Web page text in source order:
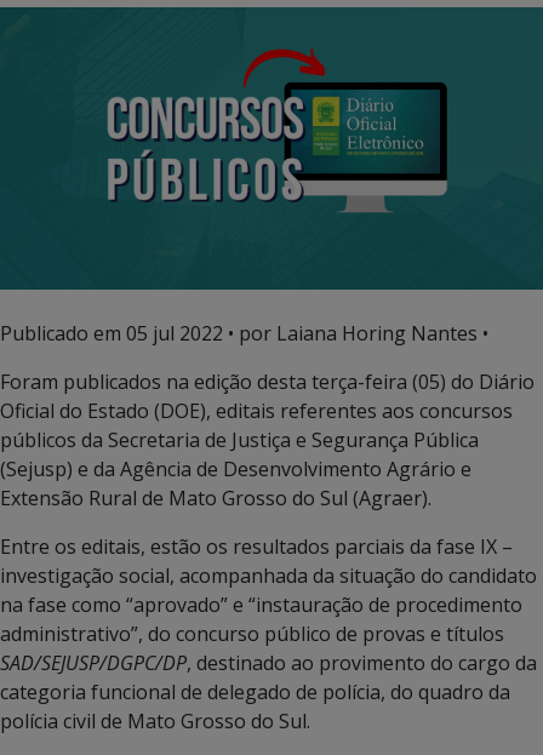
Publicado em 05 jul 2022 • por Laiana Horing Nantes •
Foram publicados na edição desta terça-feira (05) do Diário
Oficial do Estado (DOE), editais referentes aos concursos
públicos da Secretaria de Justiça e Segurança Pública
(Sejusp) e da Agência de Desenvolvimento Agrário e
Extensão Rural de Mato Grosso do Sul (Agraer).
Entre os editais, estão os resultados parciais da fase IX –
investigação social, acompanhada da situação do candidato
na fase como “aprovado” e “instauração de procedimento
administrativo”, do concurso público de provas e títulos
SAD/SEJUSP/DGPC/DP, destinado ao provimento do cargo da
categoria funcional de delegado de polícia, do quadro da
polícia civil de Mato Grosso do Sul.